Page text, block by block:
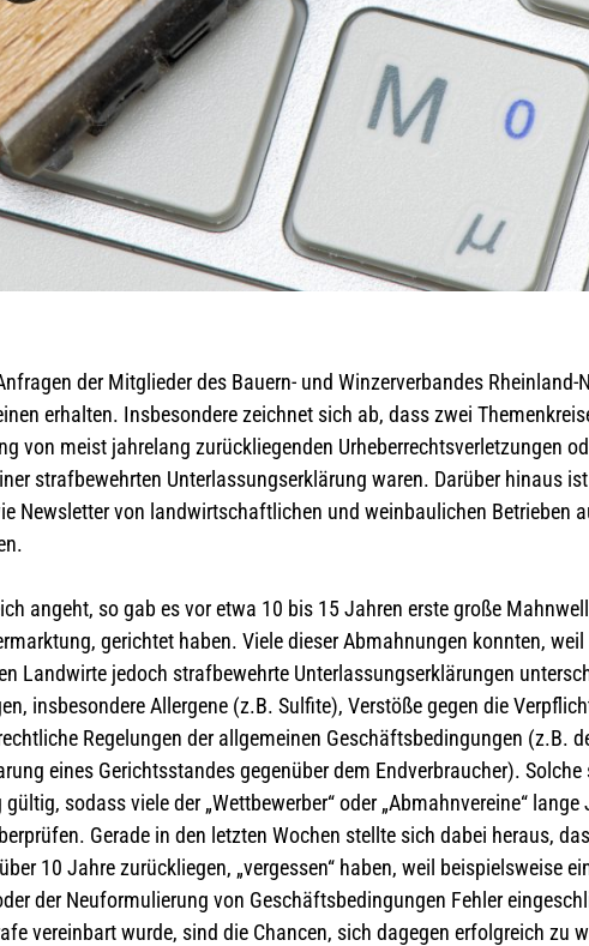
der Mitglieder des Bauern- und Winzerverbandes
erhalten. Insbesondere zeichnet sich ab, dass zwei
von meist jahrelang zurückliegenden Urheberrechtsverletzungen
strafbewehrten Unterlassungserklärung waren. Darüber hinaus
Newsletter von landwirtschaftlichen und weinbaulichen Betrieben
angeht, so gab es vor etwa 10 bis 15 Jahren erste große
gerichtet haben. Viele dieser Abmahnungen konnten,
Landwirte jedoch strafbewehrte Unterlassungserklärungen
insbesondere Allergene (z.B. Sulfite), Verstöße gegen die
Regelungen der allgemeinen Geschäftsbedingungen (z.B.
eines Gerichtsstandes gegenüber dem Endverbraucher).
sodass viele der „Wettbewerber“ oder „Abmahnvereine“
Gerade in den letzten Wochen stellte sich dabei heraus,
10 Jahre zurückliegen, „vergessen“ haben, weil beispielsweise
der Neuformulierung von Geschäftsbedingungen Fehler
vereinbart wurde, sind die Chancen, sich dagegen erfolgreich zu